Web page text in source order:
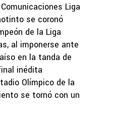
Comunicaciones Liga
se coronó
de la Liga
al imponerse ante
en la tanda de
inédita
Olímpico de la
se tornó con un